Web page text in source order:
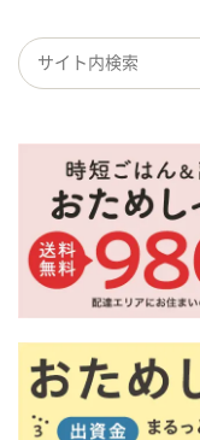
検索キーワード入力